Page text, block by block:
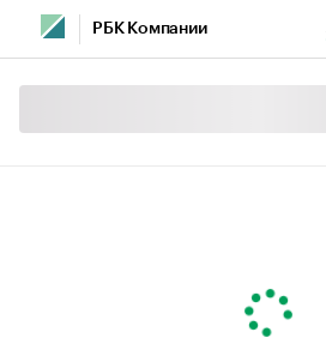
РБК Компании